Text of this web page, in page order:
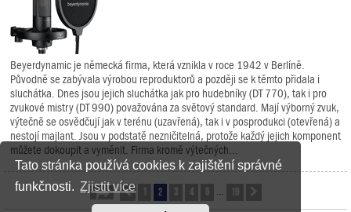
Tato stránka používá cookies k zajištění správné
funkčnosti. Zjistit více
Beyerdynamic je německá firma, která vznikla v roce 1942 v Berlíně.
Původně se zabývala výrobou reproduktorů a později se k těmto přidala i
sluchátka. Dnes jsou jejich sluchátka jak pro hudebníky (DT 770), tak i pro
zvukové mistry (DT 990) považována za světový standard. Mají výborný zvuk,
výtečně se osvědčují jak v terénu (uzavřená), tak i v posprodukci (otevřená) a
nestojí majlant. Jsou v podstatě nezničitelná, protože každý jejich komponent
můžete dokoupit a vyměnit. Firma kromě výtečných...
Stránka Předchozí
1 2 3 4 19